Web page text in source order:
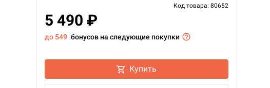
Код товара: 80652
5 490 ₽
до 549 бонусов на следующие покупки
Купить